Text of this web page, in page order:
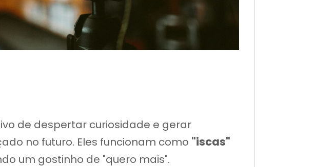
de despertar curiosidade e gerar
no futuro. Eles funcionam como "iscas"
um gostinho de "quero mais".